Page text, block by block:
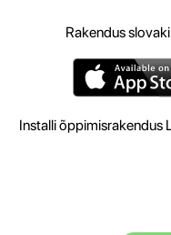
Rakendus
Installi õppimisrakendus